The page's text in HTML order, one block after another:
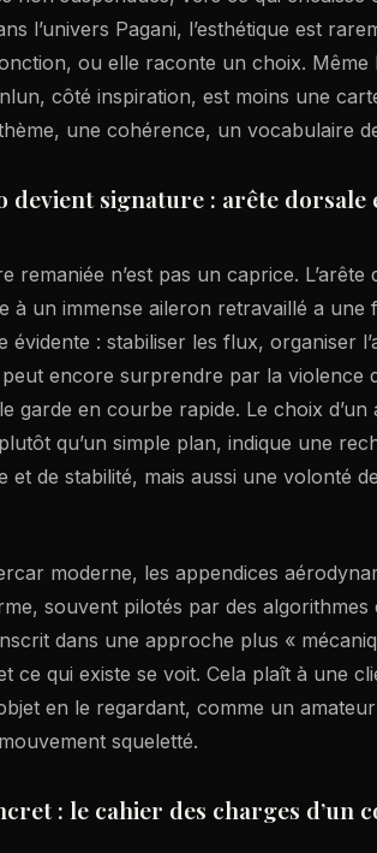
l’univers Pagani, l’esthétique est
ou elle raconte un choix. Même
côté inspiration, est moins une
une cohérence, un vocabulaire
devient signature : arête
remaniée n’est pas un caprice.
à un immense aileron retravaillé a une
évidente : stabiliser les flux, organiser
encore surprendre par la violence
garde en courbe rapide. Le choix
qu’un simple plan, indique une
et de stabilité, mais aussi une volonté
moderne, les appendices
souvent pilotés par des algorithmes
dans une approche plus «
ce qui existe se voit. Cela plaît à une
en le regardant, comme un
squeletté.
: le cahier des charges d’un